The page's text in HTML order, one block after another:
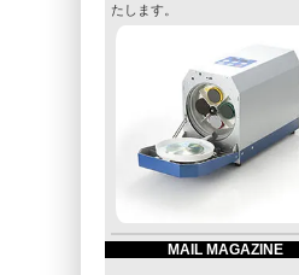
たします。
MAIL MAGAZINE